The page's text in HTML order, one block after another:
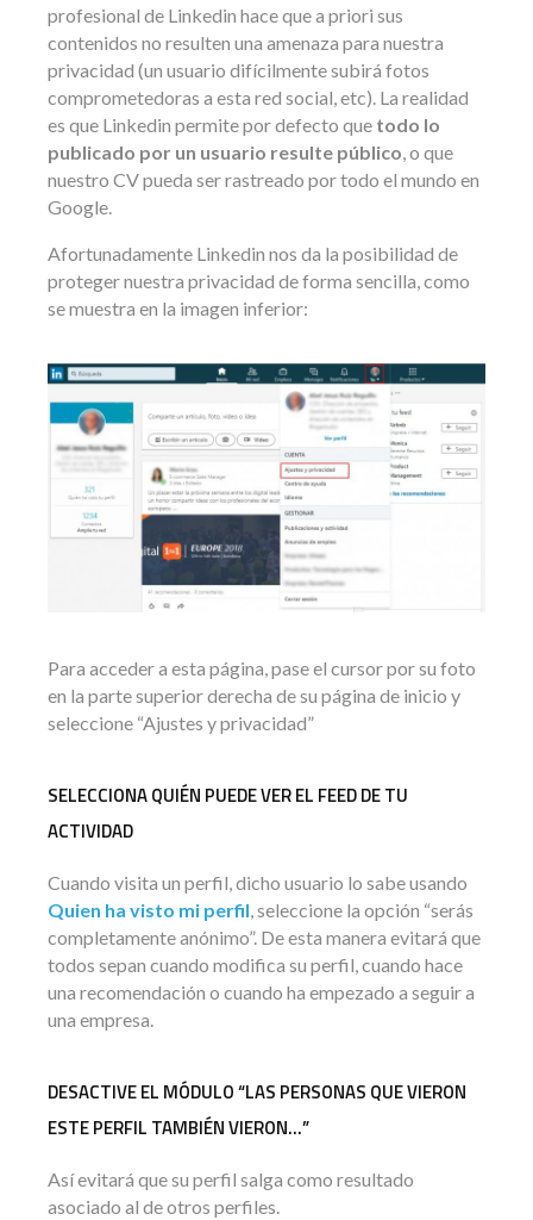
profesional de Linkedin hace que a priori sus
contenidos no resulten una amenaza para nuestra
privacidad (un usuario difícilmente subirá fotos
comprometedoras a esta red social, etc). La realidad
es que Linkedin permite por defecto que todo lo
publicado por un usuario resulte público, o que
nuestro CV pueda ser rastreado por todo el mundo en
Google.
Afortunadamente Linkedin nos da la posibilidad de
proteger nuestra privacidad de forma sencilla, como
se muestra en la imagen inferior:
Para acceder a esta página, pase el cursor por su foto
en la parte superior derecha de su página de inicio y
seleccione “Ajustes y privacidad”
SELECCIONA QUIÉN PUEDE VER EL FEED DE TU
ACTIVIDAD
Cuando visita un perfil, dicho usuario lo sabe usando
Quien ha visto mi perfil, seleccione la opción “serás
completamente anónimo”. De esta manera evitará que
todos sepan cuando modifica su perfil, cuando hace
una recomendación o cuando ha empezado a seguir a
una empresa.
DESACTIVE EL MÓDULO “LAS PERSONAS QUE VIERON
ESTE PERFIL TAMBIÉN VIERON…”
Así evitará que su perfil salga como resultado
asociado al de otros perfiles.